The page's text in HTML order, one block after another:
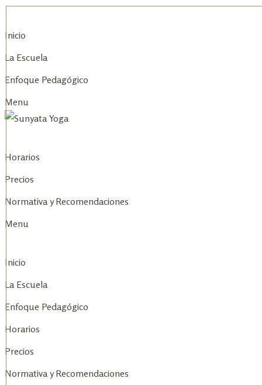
to
Inicio
La Escuela
Enfoque Pedagógico
Menu
Horarios
Precios
Normativa y Recomendaciones
Menu
Inicio
La Escuela
Enfoque Pedagógico
Horarios
Precios
Normativa y Recomendaciones